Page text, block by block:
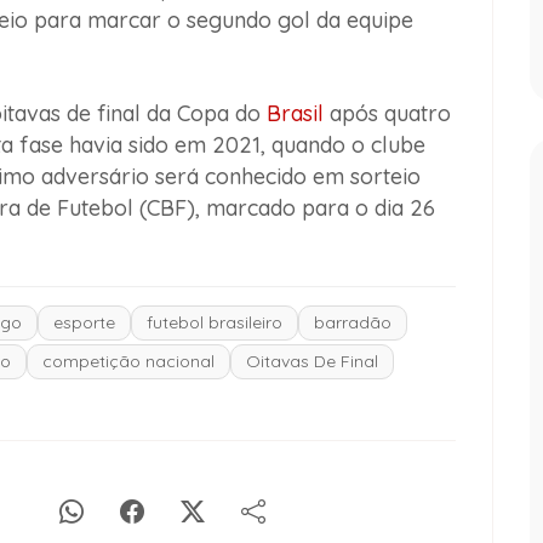
para marcar o segundo gol da equipe
de final da Copa do Brasil após quatro
fase havia sido em 2021, quando o clube
adversário será conhecido em sorteio
de Futebol (CBF), marcado para o dia 26
esporte futebol brasileiro
barradão
competição nacional Oitavas De Final